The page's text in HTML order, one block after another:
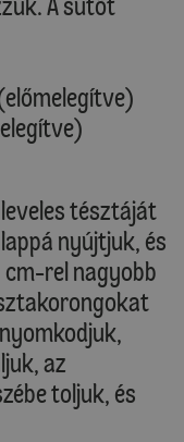
tésztáját
nyújtjuk, és
rel nagyobb
az
toljuk, és